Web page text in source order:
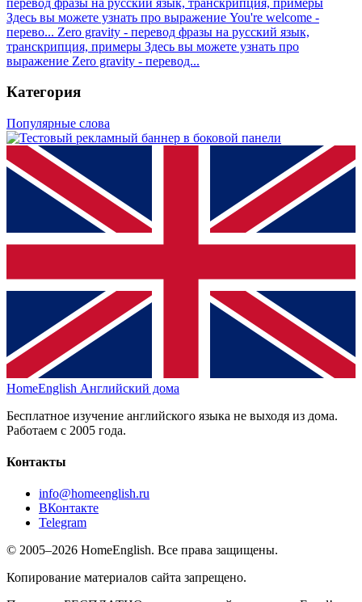
Здесь вы можете узнать про выражение You're welcome -
перево... Zero gravity - перевод фразы на русский язык,
транскрипция, примеры Здесь вы можете узнать про
выражение Zero gravity - перевод...
Категория
Популярные слова
HomeEnglish Английский дома
Бесплатное изучение английского языка не выходя из дома.
Работаем с 2005 года.
Контакты
info@homeenglish.ru
ВКонтакте
Telegram
© 2005–2026 HomeEnglish. Все права защищены.
Копирование материалов сайта запрещено.